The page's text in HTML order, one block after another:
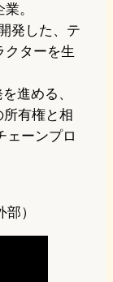
。
発した、テ
クターを生
進める、
有権と相
ェーンプロ
部）